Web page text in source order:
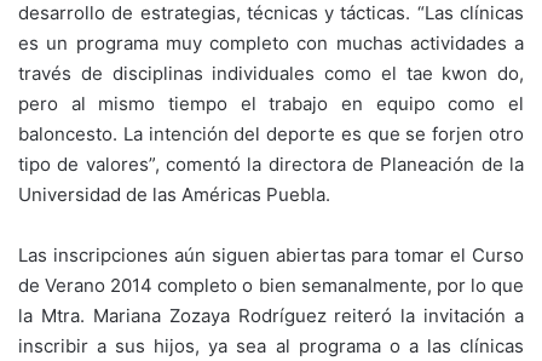
desarrollo de estrategias, técnicas y tácticas. “Las clínicas
es un programa muy completo con muchas actividades a
través de disciplinas individuales como el tae kwon do,
pero al mismo tiempo el trabajo en equipo como el
baloncesto. La intención del deporte es que se forjen otro
tipo de valores”, comentó la directora de Planeación de la
Universidad de las Américas Puebla.
Las inscripciones aún siguen abiertas para tomar el Curso
de Verano 2014 completo o bien semanalmente, por lo que
la Mtra. Mariana Zozaya Rodríguez reiteró la invitación a
inscribir a sus hijos, ya sea al programa o a las clínicas